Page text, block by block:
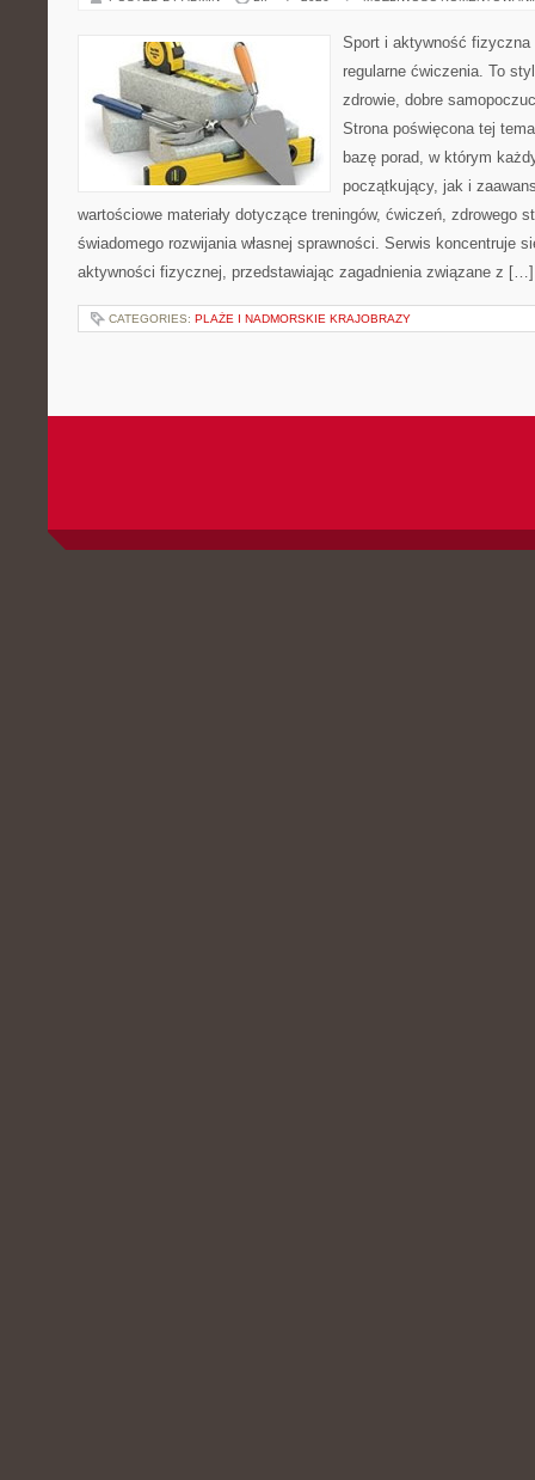
Sport i aktywność
regularne ćwiczenia. To
zdrowie, dobre
Strona poświęcona tej
bazę porad, w którym
początkujący, jak i
wartościowe materiały dotyczące treningów, ćwiczeń, zdrowego
świadomego rozwijania własnej sprawności. Serwis koncentruje
aktywności fizycznej, przedstawiając zagadnienia związane z […]
CATEGORIES: PLAŻE I NADMORSKIE KRAJOBRAZY